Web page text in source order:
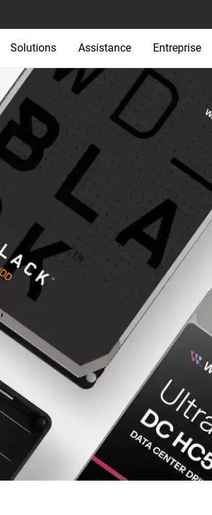
Solutions Assistance Entreprise